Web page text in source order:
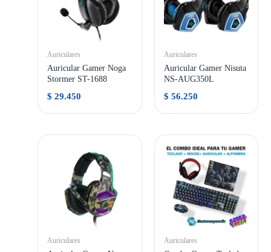
Auriculares
Auricular Gamer Noga
Stormer ST-1688
$ 29.450
Auriculares
Auricular Gamer Nisuta
NS-AUG350L
$ 56.250
Auriculares Auriculares